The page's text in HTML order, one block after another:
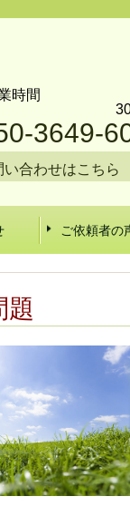
業時間
3649-
い合わせはこちら
ご依頼者の
題